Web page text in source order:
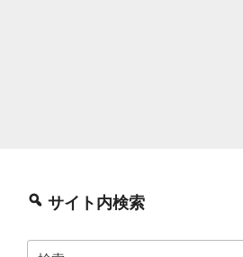
サイト内検索